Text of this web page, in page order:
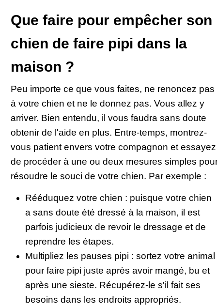
Que faire pour empêcher son
chien de faire pipi dans la
maison ?
Peu importe ce que vous faites, ne renoncez pas
à votre chien et ne le donnez pas. Vous allez y
arriver. Bien entendu, il vous faudra sans doute
obtenir de l'aide en plus. Entre-temps, montrez-
vous patient envers votre compagnon et essayez
de procéder à une ou deux mesures simples
résoudre le souci de votre chien. Par exemple :
Rééduquez votre chien : puisque votre chien
a sans doute été dressé à la maison, il est
parfois judicieux de revoir le dressage et de
reprendre les étapes.
Multipliez les pauses pipi : sortez votre animal
pour faire pipi juste après avoir mangé, bu et
après une sieste. Récupérez-le s'il fait ses
besoins dans les endroits appropriés.